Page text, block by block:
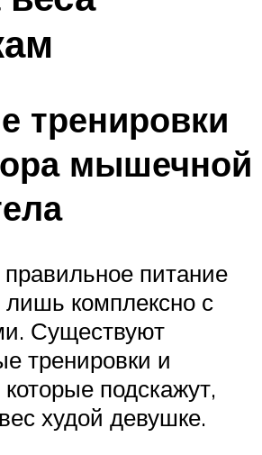
тренировки
мышечной
питание
комплексно с
Существуют
тренировки и
подскажут,
худой девушке.